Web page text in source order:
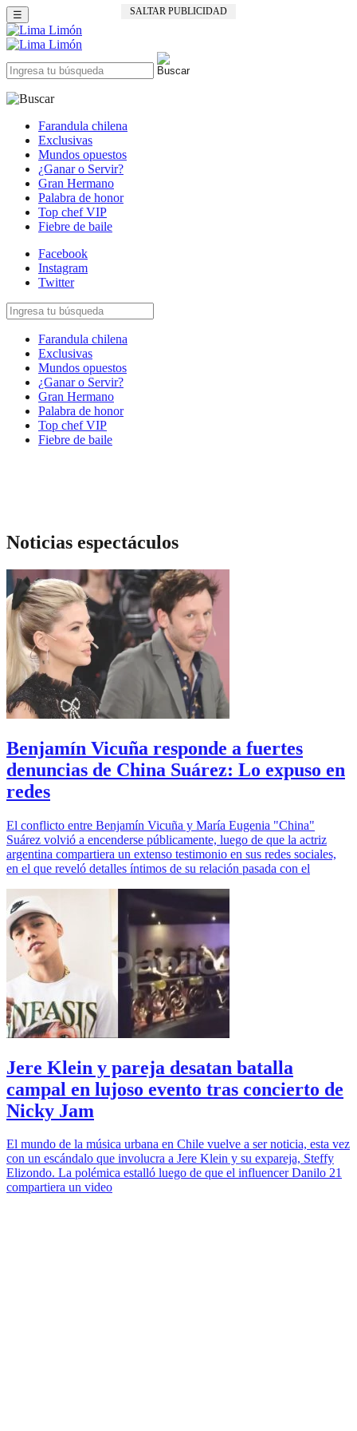
SALTAR PUBLICIDAD
☰
Farandula chilena
Exclusivas
Mundos opuestos
¿Ganar o Servir?
Gran Hermano
Palabra de honor
Top chef VIP
Fiebre de baile
Facebook
Instagram
Twitter
Farandula chilena
Exclusivas
Mundos opuestos
¿Ganar o Servir?
Gran Hermano
Palabra de honor
Top chef VIP
Fiebre de baile
Noticias espectáculos
Benjamín Vicuña responde a fuertes
denuncias de China Suárez: Lo expuso en
redes
El conflicto entre Benjamín Vicuña y María Eugenia "China"
Suárez volvió a encenderse públicamente, luego de que la actriz
argentina compartiera un extenso testimonio en sus redes sociales,
en el que reveló detalles íntimos de su relación pasada con el
Jere Klein y pareja desatan batalla
campal en lujoso evento tras concierto de
Nicky Jam
El mundo de la música urbana en Chile vuelve a ser noticia, esta vez
con un escándalo que involucra a Jere Klein y su expareja, Steffy
Elizondo. La polémica estalló luego de que el influencer Danilo 21
compartiera un video